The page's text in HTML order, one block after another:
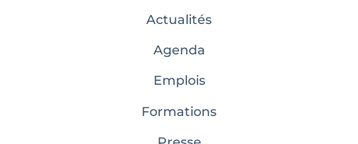
Actualités
Agenda
Emplois
Formations